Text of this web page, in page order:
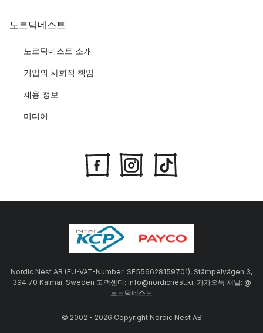
노르딕네스트
노르딕네스트 소개
기업의 사회적 책임
채용 정보
미디어
Nordic Nest AB (EU-VAT-Number: SE556628159701), Stämpelvägen 3,
394 70 Kalmar, Sweden 고객센터: info@nordicnest.kr, 카카오톡 채널: @
노르딕네스트
© 2002 - 2026 Copyright Nordic Nest AB